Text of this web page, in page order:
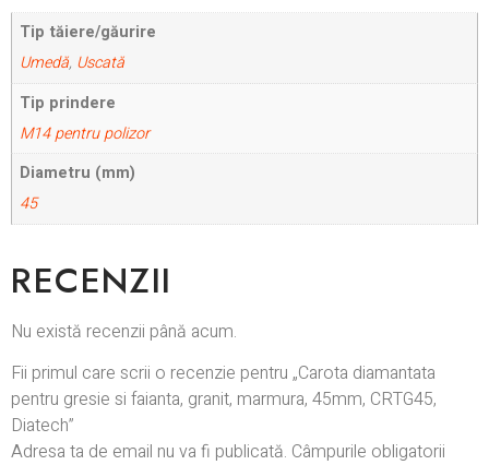
Tip tăiere/găurire
Umedă, Uscată
Tip prindere
M14 pentru polizor
Diametru (mm)
45
RECENZII
Nu există recenzii până acum.
Fii primul care scrii o recenzie pentru „Carota diamantata
pentru gresie si faianta, granit, marmura, 45mm, CRTG45,
Diatech”
Adresa ta de email nu va fi publicată. Câmpurile obligatorii